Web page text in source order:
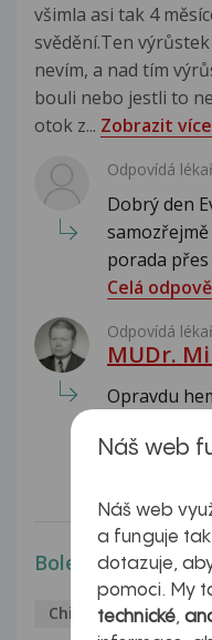
všimla asi tak 4
svědění.Ten
nevím, a nad tím
bouli nebo jestli to
otok z... Zobrazit více
Odpovídá
Dobrý den
porada
Celá
Odpovídá
MUDr.
Opravdu
Bolest v levém
Chirurgie Pavel
Náš web
Náš web
a funguje tak
dotazuje,
pomoci. My
technické,